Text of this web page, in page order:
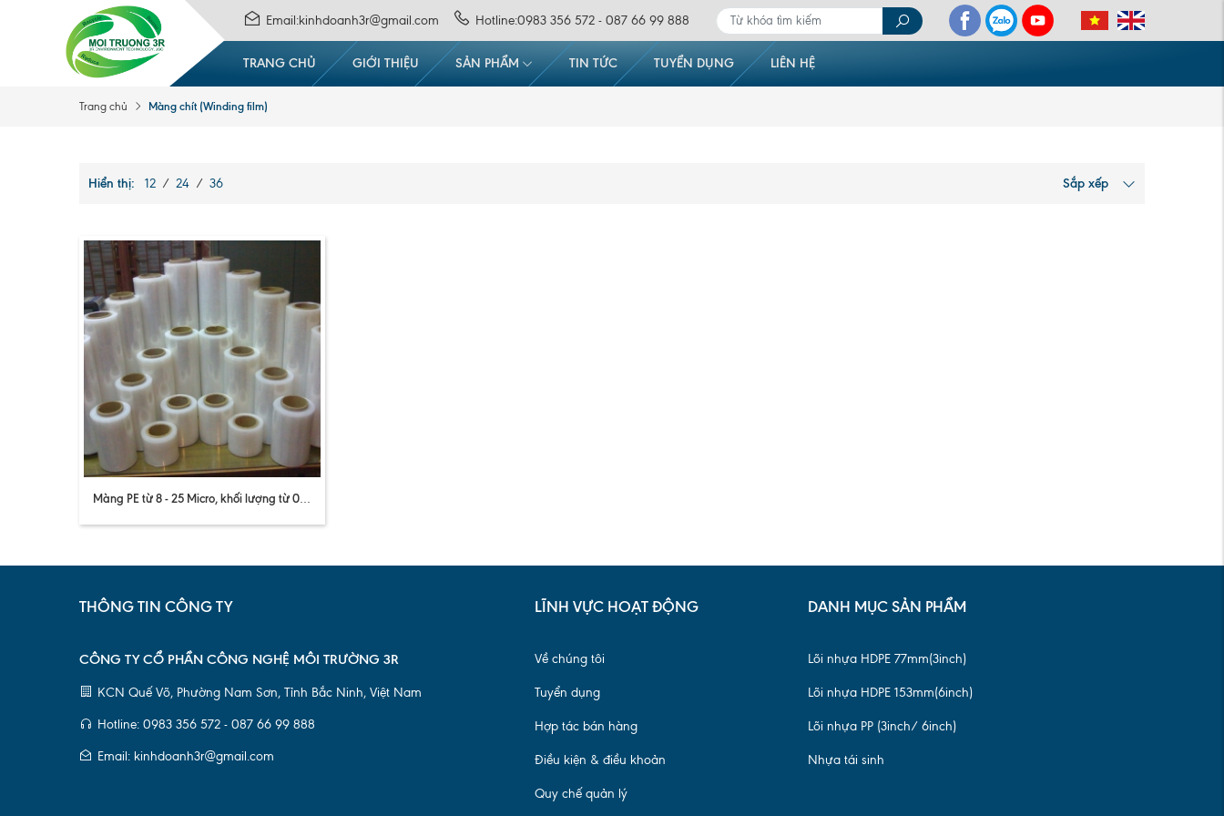
Email:kinhdoanh3r@gmail.com Hotline:0983 356 572 - 087 66 99 888
TRANG CHỦ GIỚI THIỆU SẢN PHẨM TIN TỨC TUYỂN DỤNG LIÊN HỆ
Trang chủ Màng chít (Winding film)
Hiển thị: 12 / 24 / 36 Sắp xếp
Màng PE từ 8 - 25 Micro, khối lượng từ 0.5 - 30kg
THÔNG TIN CÔNG TY
CÔNG TY CỔ PHẦN CÔNG NGHỆ MÔI TRƯỜNG 3R
KCN Quế Võ, Phường Nam Sơn, Tỉnh Bắc Ninh, Việt Nam
Hotline: 0983 356 572 - 087 66 99 888
Email: kinhdoanh3r@gmail.com
LĨNH VỰC HOẠT ĐỘNG
Về chúng tôi
Tuyển dụng
Hợp tác bán hàng
Điều kiện & điều khoản
Quy chế quản lý
DANH MỤC SẢN PHẨM
Lõi nhựa HDPE 77mm(3inch)
Lõi nhựa HDPE 153mm(6inch)
Lõi nhựa PP (3inch/ 6inch)
Nhựa tái sinh